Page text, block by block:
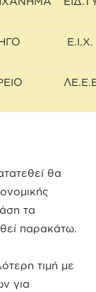
Ε.Ι.Χ.
θα
τα
παρακάτω.
τιμή με
για